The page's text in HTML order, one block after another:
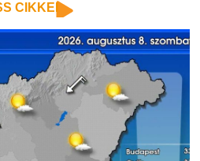
CIKKEI